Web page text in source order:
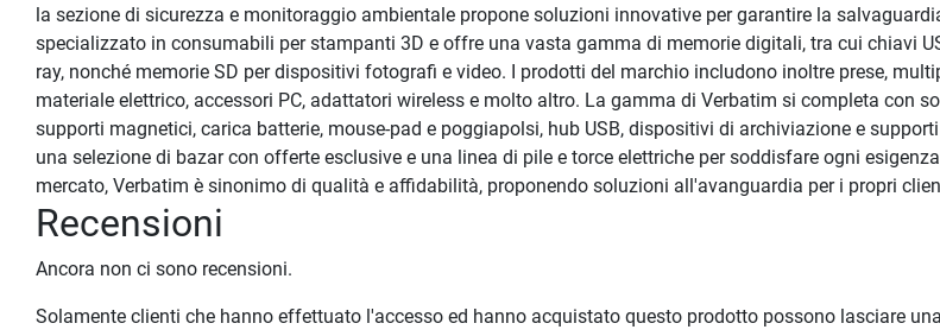
la sezione di sicurezza e monitoraggio ambientale propone soluzioni innovative per garantire la
specializzato in consumabili per stampanti 3D e offre una vasta gamma di memorie digitali, tra cui chiavi
ray, nonché memorie SD per dispositivi fotografi e video. I prodotti del marchio includono inoltre prese,
materiale elettrico, accessori PC, adattatori wireless e molto altro. La gamma di Verbatim si completa con
supporti magnetici, carica batterie, mouse-pad e poggiapolsi, hub USB, dispositivi di archiviazione e
una selezione di bazar con offerte esclusive e una linea di pile e torce elettriche per soddisfare ogni
mercato, Verbatim è sinonimo di qualità e affidabilità, proponendo soluzioni all'avanguardia per i propri
Recensioni
Ancora non ci sono recensioni.
Solamente clienti che hanno effettuato l'accesso ed hanno acquistato questo prodotto possono lasciare